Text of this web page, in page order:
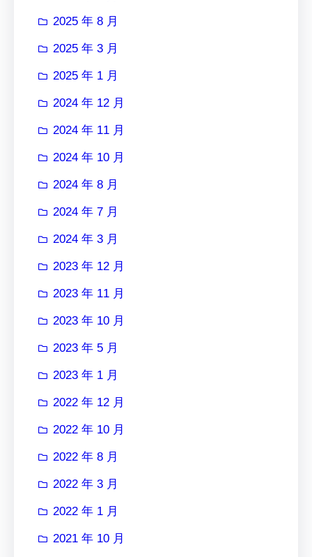
2025 年 8 月
2025 年 3 月
2025 年 1 月
2024 年 12 月
2024 年 11 月
2024 年 10 月
2024 年 8 月
2024 年 7 月
2024 年 3 月
2023 年 12 月
2023 年 11 月
2023 年 10 月
2023 年 5 月
2023 年 1 月
2022 年 12 月
2022 年 10 月
2022 年 8 月
2022 年 3 月
2022 年 1 月
2021 年 10 月